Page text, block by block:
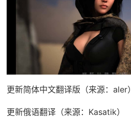
更新简体中文翻译版（来源：aler）
更新俄语翻译（来源：Kasatik）